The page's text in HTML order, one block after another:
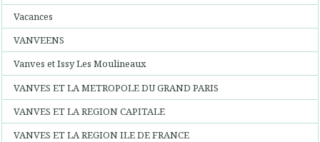
Vacances
VANVEENS
Vanves et Issy Les Moulineaux
VANVES ET LA METROPOLE DU GRAND PARIS
VANVES ET LA REGION CAPITALE
VANVES ET LA REGION ILE DE FRANCE